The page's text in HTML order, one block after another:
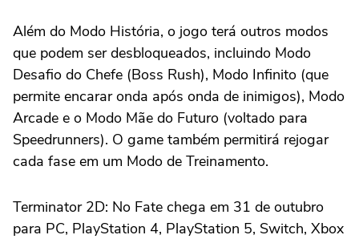
Além do Modo História, o jogo terá outros modos
que podem ser desbloqueados, incluindo Modo
Desafio do Chefe (Boss Rush), Modo Infinito (que
permite encarar onda após onda de inimigos), Modo
Arcade e o Modo Mãe do Futuro (voltado para
Speedrunners). O game também permitirá rejogar
cada fase em um Modo de Treinamento.
Terminator 2D: No Fate chega em 31 de outubro
para PC, PlayStation 4, PlayStation 5, Switch, Xbox